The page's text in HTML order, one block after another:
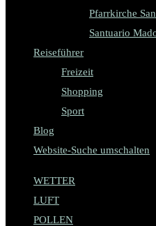
Pfarrkirche
Santuario
Reiseführer
Freizeit
Shopping
Sport
Blog
Website-Suche umschalten
WETTER
LUFT
POLLEN